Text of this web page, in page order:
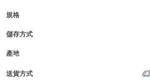
規格
儲存方式
產地
送貨方式